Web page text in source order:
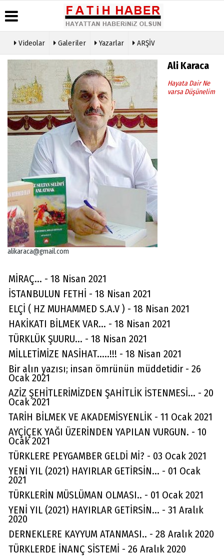
Haber
Günün
Haberleri
Biyografiler
Köşe
Video
Foto
Galeri
Künye
Çerez
Politikası
Videolar Galeriler Yazarlar ARŞİV
Ali Karaca
Hayata Dair Ne
varsa Düşünelim
alikaraca@gmail.com
MİRAÇ... - 18 Nisan 2021
İSTANBULUN FETHİ - 18 Nisan 2021
ELÇİ ( HZ MUHAMMED S.A.V ) - 18 Nisan 2021
HAKİKATI BİLMEK VAR... - 18 Nisan 2021
TÜRKLÜK ŞUURU... - 18 Nisan 2021
MİLLETİMİZE NASİHAT.....!!! - 18 Nisan 2021
Bir alın yazısı; insan ömrünün müddetidir - 26
Ocak 2021
AZİZ ŞEHİTLERİMİZDEN ŞAHİTLİK İSTENMESİ... - 20
Ocak 2021
TARİH BİLMEK VE AKADEMİSYENLİK - 11 Ocak 2021
AYÇİÇEK YAĞI ÜZERİNDEN YAPILAN VURGUN. - 10
Ocak 2021
TÜRKLERE PEYGAMBER GELDİ Mİ? - 03 Ocak 2021
YENİ YIL (2021) HAYIRLAR GETİRSİN... - 01 Ocak
2021
TÜRKLERİN MÜSLÜMAN OLMASI.. - 01 Ocak 2021
YENİ YIL (2021) HAYIRLAR GETİRSİN... - 31 Aralık
2020
DERNEKLERE KAYYUM ATANMASI.. - 28 Aralık 2020
TÜRKLERDE İNANÇ SİSTEMİ - 26 Aralık 2020